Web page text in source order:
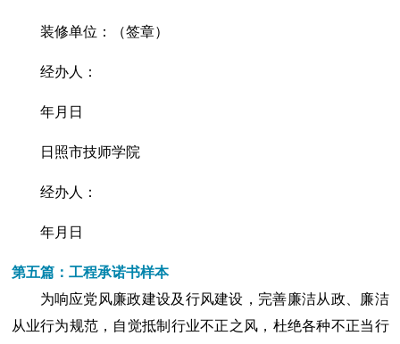
装修单位：（签章）
经办人：
年月日
日照市技师学院
经办人：
年月日
第五篇：工程承诺书样本
为响应党风廉政建设及行风建设，完善廉洁从政、廉洁
从业行为规范，自觉抵制行业不正之风，杜绝各种不正当行